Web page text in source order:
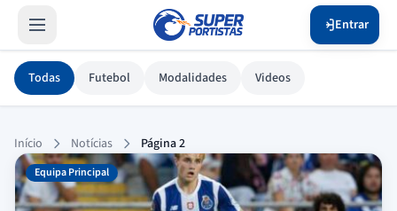
Entrar
Todas Futebol Modalidades Videos
Hub de Notícias
Início Notícias Página 2
Equipa Principal